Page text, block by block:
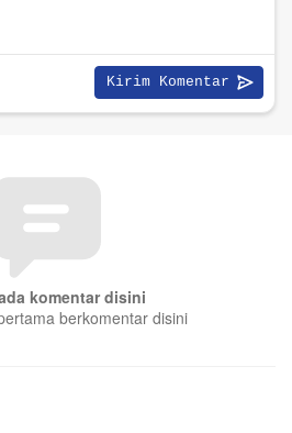
komentar disini
berkomentar disini